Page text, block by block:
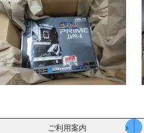
ご利用案内